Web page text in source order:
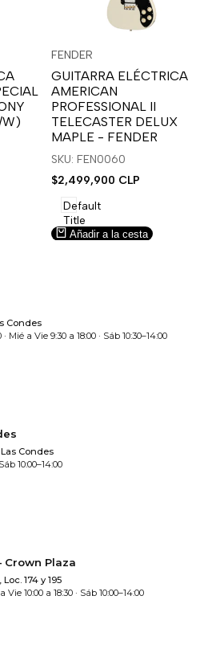
W)
sesión
para
usar
la
lista
deseos.
sesión
para
usar
Compare
Vista
Proveedor:
FENDER
GUITARRA ELÉCTRICA
AMERICAN
PROFESSIONAL II
TELECASTER DELUX
MAPLE - FENDER
SKU: FEN0060
Precio
venta
$2,499,900 CLP
Default
Title
Añadir a la cesta
Condes
Mié a Vie 9:30 a 18:00 · Sáb 10:30–14:00
Condes
10:00–14:00
Plaza
174 y 195
Vie 10:00 a 18:30 · Sáb 10:00–14:00